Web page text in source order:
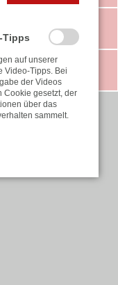
Tipps
auf unserer
Video-Tipps. Bei
der Videos
Cookie gesetzt, der
über das
sammelt.